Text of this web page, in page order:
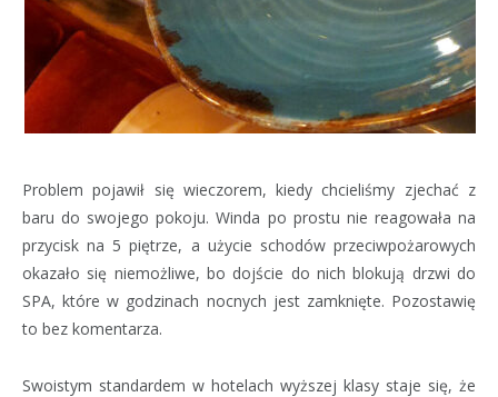
Problem pojawił się wieczorem, kiedy chcieliśmy zjechać z
baru do swojego pokoju. Winda po prostu nie reagowała na
przycisk na 5 piętrze, a użycie schodów przeciwpożarowych
okazało się niemożliwe, bo dojście do nich blokują drzwi do
SPA, które w godzinach nocnych jest zamknięte. Pozostawię
to bez komentarza.
Swoistym standardem w hotelach wyższej klasy staje się, że